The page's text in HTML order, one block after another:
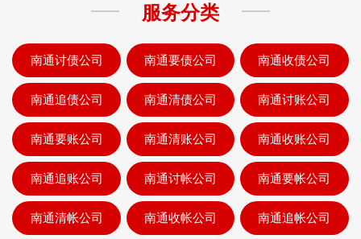
服务分类
南通讨债公司 南通要债公司 南通收债公司
南通追债公司 南通清债公司 南通讨账公司
南通要账公司 南通清账公司 南通收账公司
南通追账公司 南通讨帐公司 南通要帐公司
南通清帐公司 南通收帐公司 南通追帐公司